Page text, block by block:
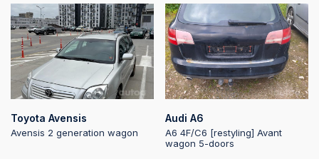
2025-06-20 21:24:37
2025-06-20 21:24:36
2025-06-20 21:24:18
Toyota Avensis
Avensis 2 generation wagon
Audi A6
A6 4F/C6 [restyling] Avant
wagon 5-doors